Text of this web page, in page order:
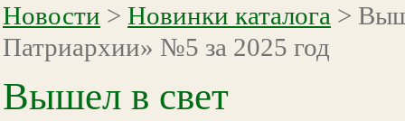
Новости > Новинки каталога >
Патриархии» №5 за 2025 год
Вышел в свет